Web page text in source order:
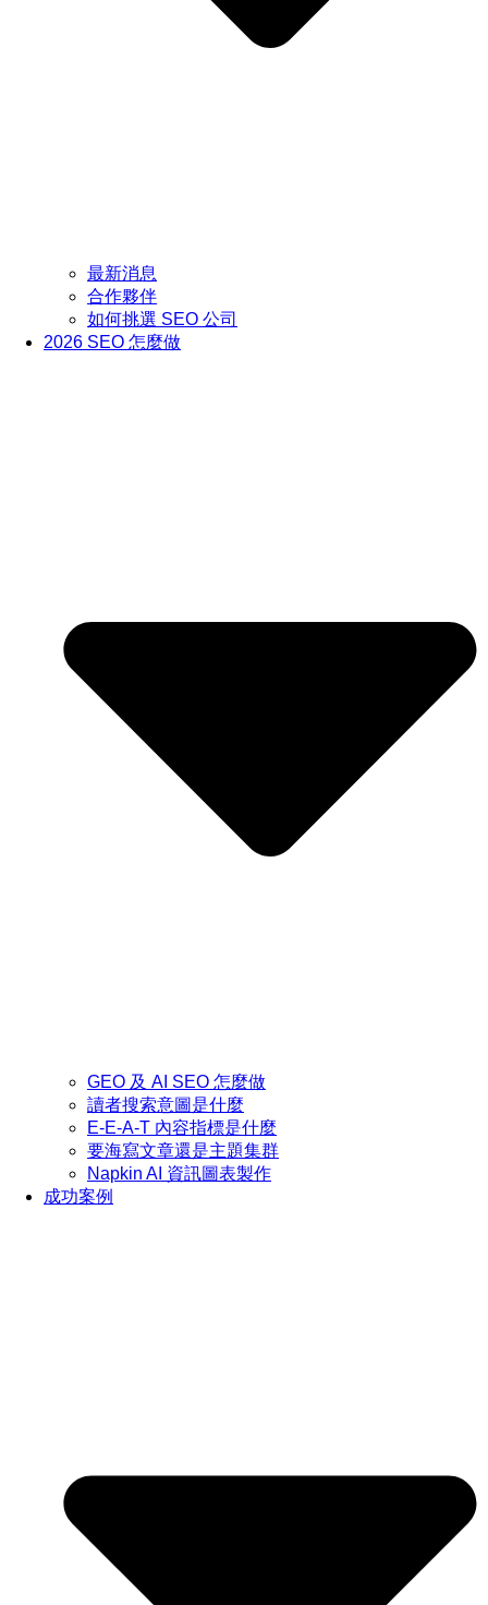
最新消息
合作夥伴
如何挑選 SEO 公司
2026 SEO 怎麼做
GEO 及 AI SEO 怎麼做
讀者搜索意圖是什麼
E-E-A-T 內容指標是什麼
要海寫文章還是主題集群
Napkin AI 資訊圖表製作
成功案例